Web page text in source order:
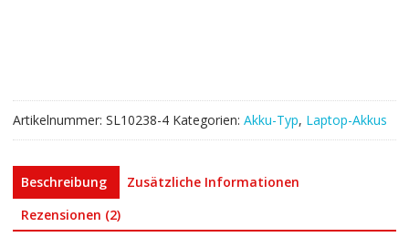
Artikelnummer: SL10238-4 Kategorien: Akku-Typ, Laptop-Akkus
Beschreibung
Zusätzliche Informationen
Rezensionen (2)